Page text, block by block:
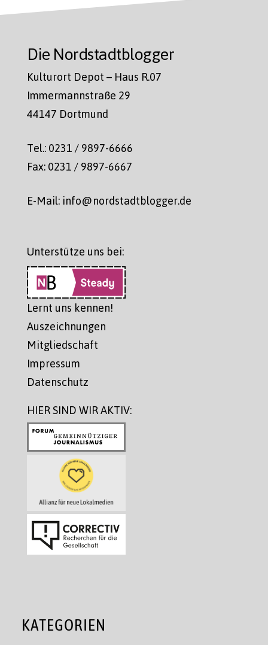
Die Nordstadtblogger
Kulturort Depot – Haus R.07
Immermannstraße 29
44147 Dortmund
Tel.: 0231 / 9897-6666
Fax: 0231 / 9897-6667
E-Mail: info@nordstadtblogger.de
Unterstütze uns bei:
Lernt uns kennen!
Auszeichnungen
Mitgliedschaft
Impressum
Datenschutz
HIER SIND WIR AKTIV:
KATEGORIEN